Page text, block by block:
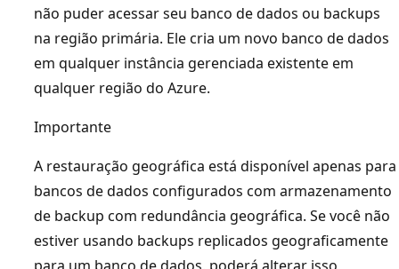
não puder acessar seu banco de dados ou backups
na região primária. Ele cria um novo banco de dados
em qualquer instância gerenciada existente em
qualquer região do Azure.
Importante
A restauração geográfica está disponível apenas para
bancos de dados configurados com armazenamento
de backup com redundância geográfica. Se você não
estiver usando backups replicados geograficamente